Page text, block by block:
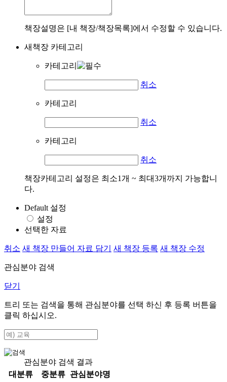
책장설명은 [내 책장/책장목록]에서 수정할 수 있습니다.
새책장 카테고리
카테고리
취소
카테고리
취소
카테고리
취소
책장카테고리 설정은 최소1개 ~ 최대3개까지 가능합니
다.
Default 설정
설정
선택한 자료
취소 새 책장 만들어 자료 담기 새 책장 등록 새 책장 수정
관심분야 검색
닫기
트리 또는 검색을 통해 관심분야를 선택 하신 후 등록 버튼을
클릭 하십시오.
관심분야 검색 결과
대분류
중분류
관심분야명